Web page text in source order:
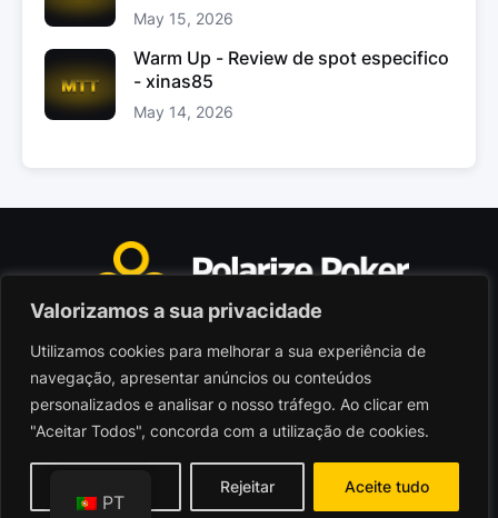
Valorizamos a sua privacidade
Utilizamos cookies para melhorar a sua experiência de
navegação, apresentar anúncios ou conteúdos
personalizados e analisar o nosso tráfego. Ao clicar em
"Aceitar Todos", concorda com a utilização de cookies.
Rejeitar Aceite tudo
May 15, 2026
Warm Up - Review de spot especifico
- xinas85
May 14, 2026
Polarize Poker Limited, Malta
Sociedade comercial registada sob n.º C103402
© 2026 - Polarize Poker
Termos de Utilização
PT